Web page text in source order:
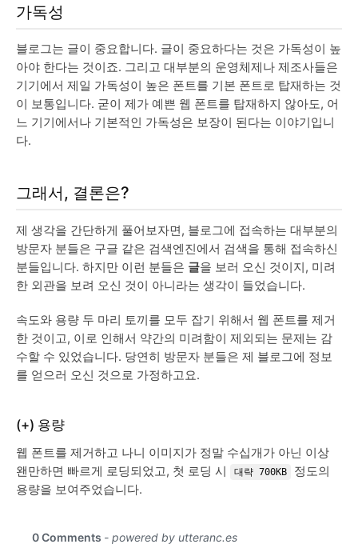
가독성
블로그는 글이 중요합니다. 글이 중요하다는 것은 가독성이 높
아야 한다는 것이죠. 그리고 대부분의 운영체제나 제조사들은
기기에서 제일 가독성이 높은 폰트를 기본 폰트로 탑재하는 것
이 보통입니다. 굳이 제가 예쁜 웹 폰트를 탑재하지 않아도, 어
느 기기에서나 기본적인 가독성은 보장이 된다는 이야기입니
다.
그래서, 결론은?
제 생각을 간단하게 풀어보자면, 블로그에 접속하는 대부분의
방문자 분들은 구글 같은 검색엔진에서 검색을 통해 접속하신
분들입니다. 하지만 이런 분들은 글을 보러 오신 것이지, 미려
한 외관을 보려 오신 것이 아니라는 생각이 들었습니다.
속도와 용량 두 마리 토끼를 모두 잡기 위해서 웹 폰트를 제거
한 것이고, 이로 인해서 약간의 미려함이 제외되는 문제는 감
수할 수 있었습니다. 당연히 방문자 분들은 제 블로그에 정보
를 얻으러 오신 것으로 가정하고요.
(+) 용량
웹 폰트를 제거하고 나니 이미지가 정말 수십개가 아닌 이상
왠만하면 빠르게 로딩되었고, 첫 로딩 시
대략 700KB
정도의
용량을 보여주었습니다.